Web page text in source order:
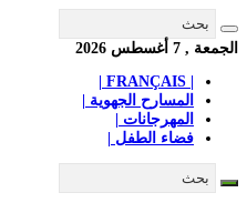
الجمعة , 7 أغسطس 2026
المسارح الجهوية |
المهرجانات |
فضاء الطفل |